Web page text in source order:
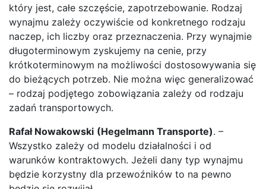
który jest, całe szczęście, zapotrzebowanie. Rodzaj
wynajmu zależy oczywiście od konkretnego rodzaju
naczep, ich liczby oraz przeznaczenia. Przy wynajmie
długoterminowym zyskujemy na cenie, przy
krótkoterminowym na możliwości dostosowywania się
do bieżących potrzeb. Nie można więc generalizować
– rodzaj podjętego zobowiązania zależy od rodzaju
zadań transportowych.
Rafał Nowakowski (Hegelmann Transporte). –
Wszystko zależy od modelu działalności i od
warunków kontraktowych. Jeżeli dany typ wynajmu
będzie korzystny dla przewoźników to na pewno